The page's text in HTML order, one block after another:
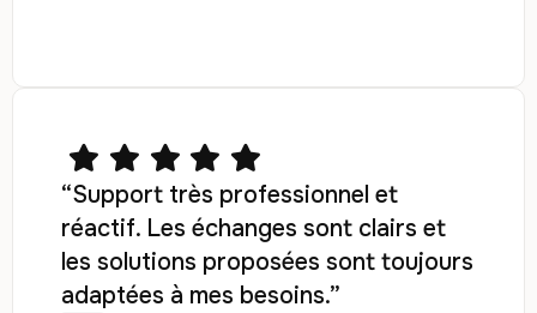
“Support très professionnel et
réactif. Les échanges sont clairs et
les solutions proposées sont toujours
adaptées à mes besoins.”